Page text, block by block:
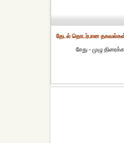
தேட‌ல் தொட‌ர்பான
சேது - முழு